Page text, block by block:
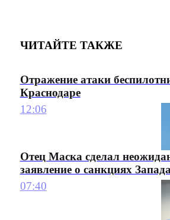
ЧИТАЙТЕ ТАКЖЕ
Отражение атаки
Краснодаре
12:06
Отец Маска сделал
заявление о санкциях Запада
07:40